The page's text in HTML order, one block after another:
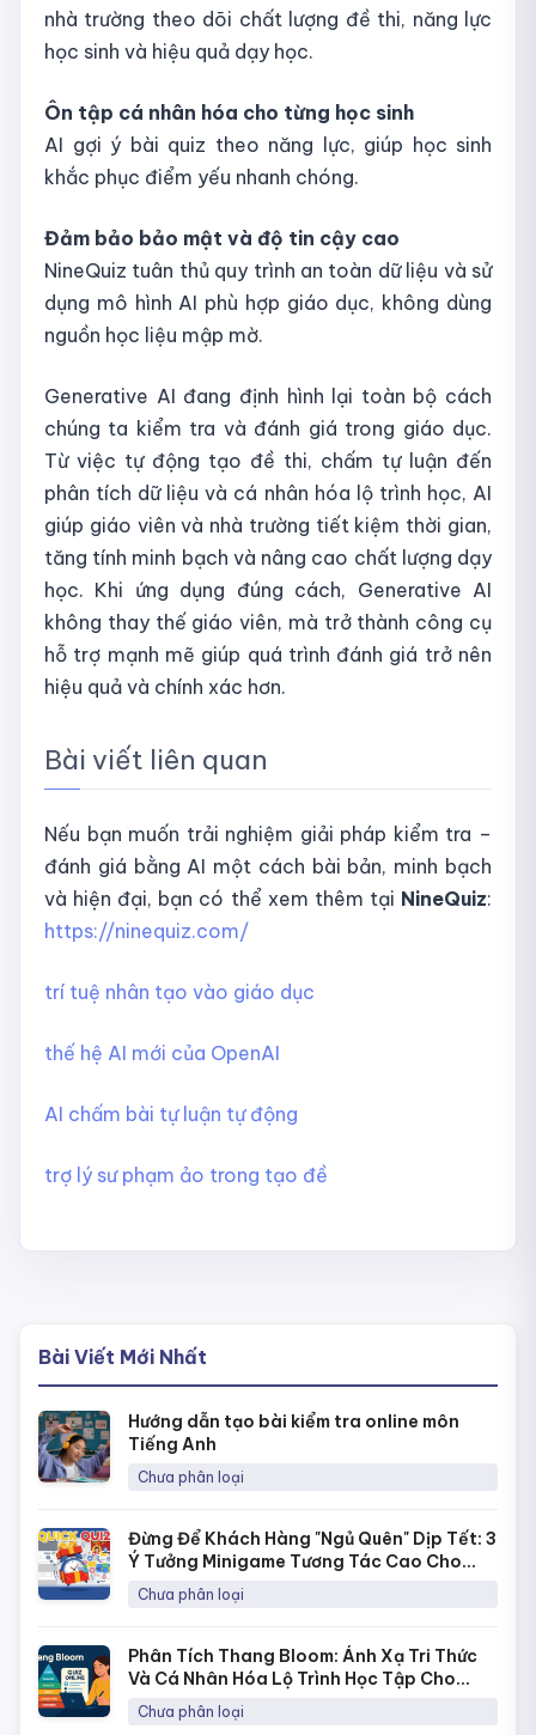
nhà trường theo dõi chất lượng đề thi, năng lực
học sinh và hiệu quả dạy học.
Ôn tập cá nhân hóa cho từng học sinh
AI gợi ý bài quiz theo năng lực, giúp học sinh
khắc phục điểm yếu nhanh chóng.
Đảm bảo bảo mật và độ tin cậy cao
NineQuiz tuân thủ quy trình an toàn dữ liệu và sử
dụng mô hình AI phù hợp giáo dục, không dùng
nguồn học liệu mập mờ.
Generative AI đang định hình lại toàn bộ cách
chúng ta kiểm tra và đánh giá trong giáo dục.
Từ việc tự động tạo đề thi, chấm tự luận đến
phân tích dữ liệu và cá nhân hóa lộ trình học, AI
giúp giáo viên và nhà trường tiết kiệm thời gian,
tăng tính minh bạch và nâng cao chất lượng dạy
học. Khi ứng dụng đúng cách, Generative AI
không thay thế giáo viên, mà trở thành công cụ
hỗ trợ mạnh mẽ giúp quá trình đánh giá trở nên
hiệu quả và chính xác hơn.
Bài viết liên quan
Nếu bạn muốn trải nghiệm giải pháp kiểm tra –
đánh giá bằng AI một cách bài bản, minh bạch
và hiện đại, bạn có thể xem thêm tại NineQuiz:
https://ninequiz.com/
trí tuệ nhân tạo vào giáo dục
thế hệ AI mới của OpenAI
AI chấm bài tự luận tự động
trợ lý sư phạm ảo trong tạo đề
Bài Viết Mới Nhất
Hướng dẫn tạo bài kiểm tra online môn
Tiếng Anh
Chưa phân loại
Đừng Để Khách Hàng "Ngủ Quên" Dịp Tết: 3
Ý Tưởng Minigame Tương Tác Cao Cho
Fanpage Với Quick Quiz
Chưa phân loại
Phân Tích Thang Bloom: Ánh Xạ Tri Thức
Và Cá Nhân Hóa Lộ Trình Học Tập Cho
Từng Học Sinh
Chưa phân loại